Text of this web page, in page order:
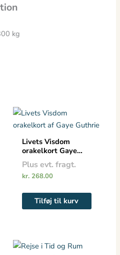
kg
Livets Visdom
orakelkort Gaye
Guthrie
Plus evt. fragt.
kr.268.00
Tilføj til kurv